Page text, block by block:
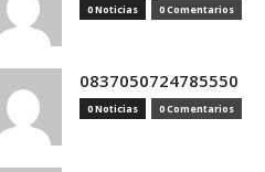
0 Noticias 0 Comentarios
0837050724785550
0 Noticias 0 Comentarios